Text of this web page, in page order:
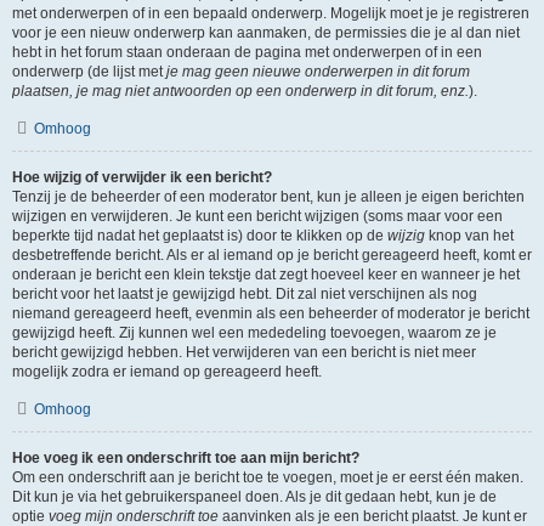
met onderwerpen of in een bepaald onderwerp. Mogelijk moet je je registreren
voor je een nieuw onderwerp kan aanmaken, de permissies die je al dan niet
hebt in het forum staan onderaan de pagina met onderwerpen of in een
onderwerp (de lijst metje mag geen nieuwe onderwerpen in dit forum
plaatsen, je mag niet antwoorden op een onderwerp in dit forum, enz.).
Omhoog
Hoe wijzig of verwijder ik een bericht?
Tenzij je de beheerder of een moderator bent, kun je alleen je eigen berichten
wijzigen en verwijderen. Je kunt een bericht wijzigen (soms maar voor een
beperkte tijd nadat het geplaatst is) door te klikken op de wijzig knop van het
desbetreffende bericht. Als er al iemand op je bericht gereageerd heeft, komt er
onderaan je bericht een klein tekstje dat zegt hoeveel keer en wanneer je het
bericht voor het laatst je gewijzigd hebt. Dit zal niet verschijnen als nog
niemand gereageerd heeft, evenmin als een beheerder of moderator je bericht
gewijzigd heeft. Zij kunnen wel een mededeling toevoegen, waarom ze je
bericht gewijzigd hebben. Het verwijderen van een bericht is niet meer
mogelijk zodra er iemand op gereageerd heeft.
Omhoog
Hoe voeg ik een onderschrift toe aan mijn bericht?
Om een onderschrift aan je bericht toe te voegen, moet je er eerst één maken.
Dit kun je via het gebruikerspaneel doen. Als je dit gedaan hebt, kun je de
optie voeg mijn onderschrift toe aanvinken als je een bericht plaatst. Je kunt er